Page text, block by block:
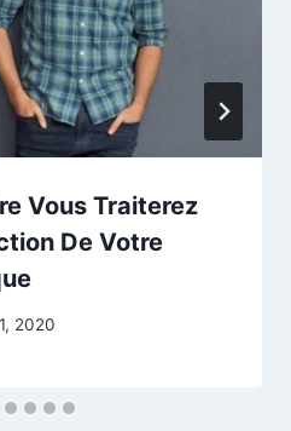
Vous Traiterez
De Votre
2020